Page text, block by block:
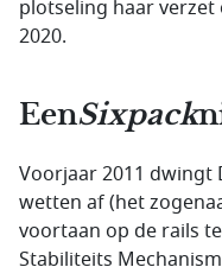
plotseling haar verzet
2020.
EenSixpack
Voorjaar 2011 dwingt
wetten af (het
voortaan op de rails
Stabiliteits